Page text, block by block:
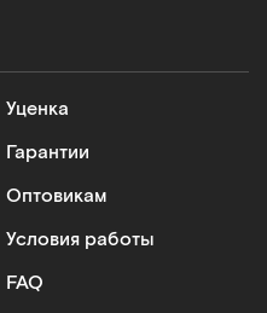
Уценка
Гарантии
Оптовикам
Условия работы
FAQ